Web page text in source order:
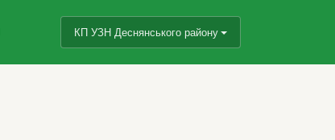
КП УЗН Деснянського району